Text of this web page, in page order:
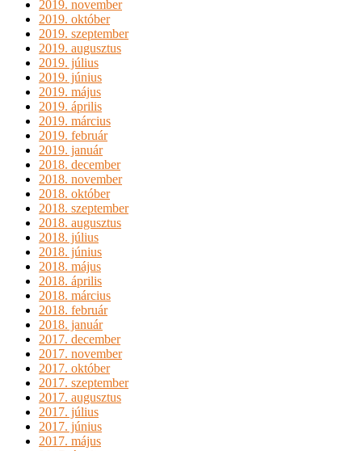
2019. november
2019. október
2019. szeptember
2019. augusztus
2019. július
2019. június
2019. május
2019. április
2019. március
2019. február
2019. január
2018. december
2018. november
2018. október
2018. szeptember
2018. augusztus
2018. július
2018. június
2018. május
2018. április
2018. március
2018. február
2018. január
2017. december
2017. november
2017. október
2017. szeptember
2017. augusztus
2017. július
2017. június
2017. május